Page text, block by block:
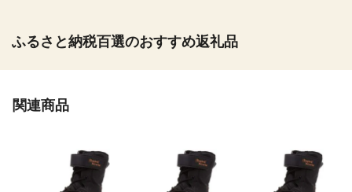
ふるさと納税百選のおすすめ返礼品
関連商品